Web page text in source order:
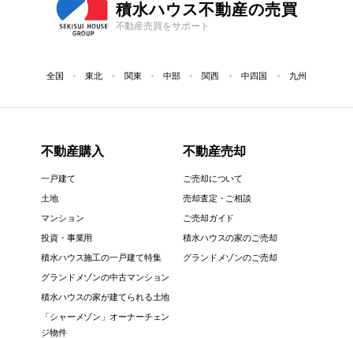
積水ハウス不動産の売買
不動産売買をサポート
全国 東北 関東 中部 関西 中四国 九州
不動産購入
一戸建て
土地
マンション
投資・事業用
積水ハウス施工の一戸建て特集
グランドメゾンの中古マンション
積水ハウスの家が建てられる土地
「シャーメゾン」オーナーチェン
ジ物件
不動産売却
ご売却について
売却査定・ご相談
ご売却ガイド
積水ハウスの家のご売却
グランドメゾンのご売却